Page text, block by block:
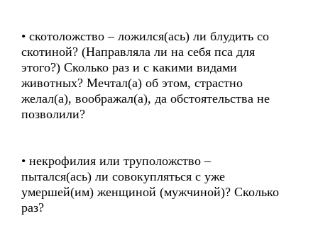
• скотоложство – ложился(ась) ли блудить со
скотиной? (Направляла ли на себя пса для
этого?) Сколько раз и с какими видами
животных? Мечтал(а) об этом, страстно
желал(а), воображал(а), да обстоятельства не
позволили?
• некрофилия или труположство –
пытался(ась) ли совокупляться с уже
умершей(им) женщиной (мужчиной)? Сколько
раз?